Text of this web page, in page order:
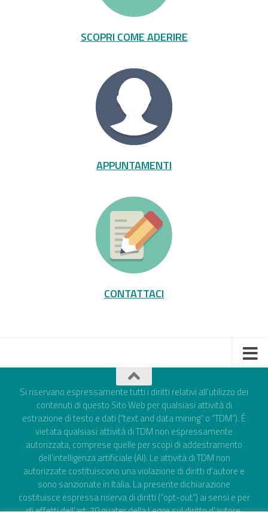
SCOPRI COME ADERIRE
APPUNTAMENTI
CONTATTACI
Si riservano espressamente tutti i diritti relativi all’utilizzo dei
contenuti di questo Sito Web per qualsiasi attività di
estrazione di testo e dati (“text and data mining” o “TDM”). È
vietata qualsiasi attività di TDM non espressamente
autorizzata, comprese quelle per scopi di addestramento
dell’intelligenza artificiale (AI). Le attività di TDM non
autorizzate costituiscono una violazione di diritti d’autore e
sono sanzionate in Italia. La presente dichiarazione
costituisce espressa riserva di diritti (“opt-out”) ai sensi e per